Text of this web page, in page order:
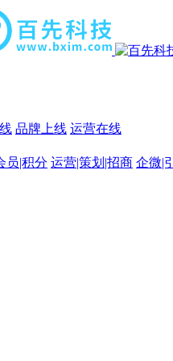
品牌上线 运营在线
员|积分 运营|策划|招商 企微|